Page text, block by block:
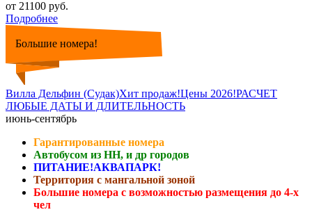
от 21100 руб.
Подробнее
Большие номера!
Вилла Дельфин (Судак)Хит продаж!Цены 2026!РАСЧЕТ
ЛЮБЫЕ ДАТЫ И ДЛИТЕЛЬНОСТЬ
июнь-сентябрь
Гарантированные номера
Автобусом из НН, и др городов
ПИТАНИЕ!АКВАПАРК!
Территория с мангальной зоной
Большие номера с возможностью размещения до 4-х
чел